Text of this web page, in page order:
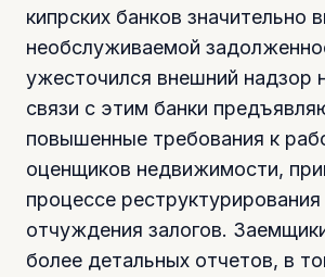
кипрских банков значительно
необслуживаемой
ужесточился внешний надзор
связи с этим банки
повышенные требования к
оценщиков недвижимости,
процессе
отчуждения залогов.
более детальных отчетов, в